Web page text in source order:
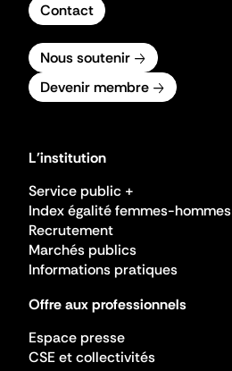
Contact
Nous soutenir
Devenir membre
L'institution
Service public +
Index égalité femmes-hommes
Recrutement
Marchés publics
Informations pratiques
Offre aux professionnels
Espace presse
CSE et collectivités